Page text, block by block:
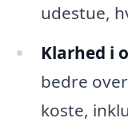
udestue,
Klarhed i
bedre
koste,